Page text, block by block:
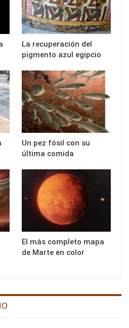
La recuperación del
pigmento azul egipcio
Un pez fósil con su
última comida
El más completo mapa
de Marte en color